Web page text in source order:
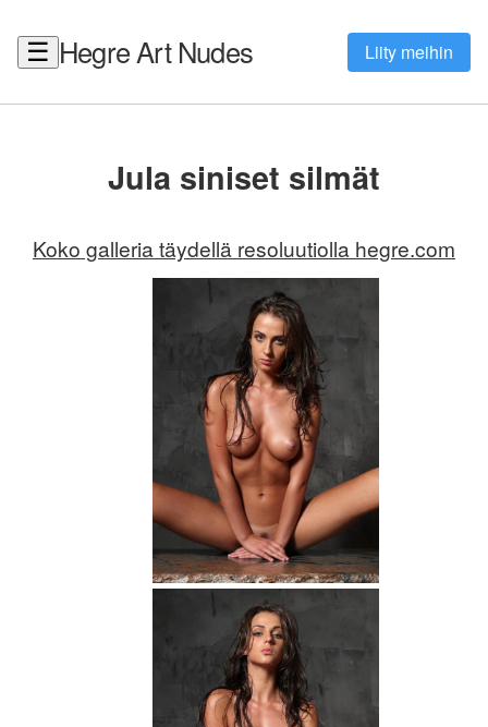
☰ Hegre Art Nudes Liity meihin
Jula siniset silmät
Koko galleria täydellä resoluutiolla hegre.com